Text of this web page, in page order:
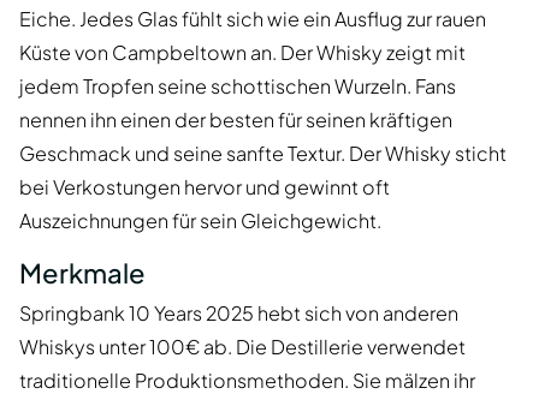
Eiche. Jedes Glas fühlt sich wie ein Ausflug zur rauen
Küste von Campbeltown an. Der Whisky zeigt mit
jedem Tropfen seine schottischen Wurzeln. Fans
nennen ihn einen der besten für seinen kräftigen
Geschmack und seine sanfte Textur. Der Whisky sticht
bei Verkostungen hervor und gewinnt oft
Auszeichnungen für sein Gleichgewicht.
Merkmale
Springbank 10 Years 2025 hebt sich von anderen
Whiskys unter 100€ ab. Die Destillerie verwendet
traditionelle Produktionsmethoden. Sie mälzen ihr